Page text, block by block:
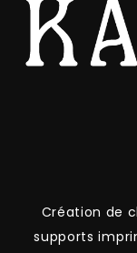
Création de
supports